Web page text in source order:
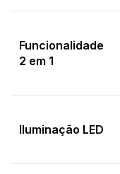
Funcionalidade
2 em 1
Iluminação LED